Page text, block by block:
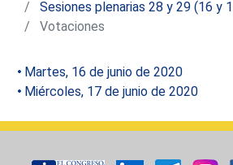
Sesiones plenarias 28 y 29 (16 y
Votaciones
Martes, 16 de junio de 2020
Miércoles, 17 de junio de 2020